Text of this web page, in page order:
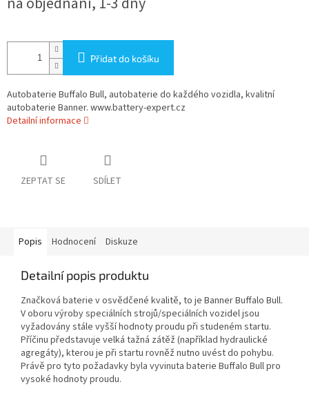
cena:
Přidat do košíku
Autobaterie Buffalo Bull, autobaterie do každého vozidla, kvalitní
autobaterie Banner. www.battery-expert.cz
Detailní informace
ZEPTAT SE SDÍLET
Popis Hodnocení Diskuze
Detailní popis produktu
Značková baterie v osvědčené kvalitě, to je Banner Buffalo Bull.
V oboru výroby speciálních strojů/speciálních vozidel jsou
vyžadovány stále vyšší hodnoty proudu při studeném startu.
Příčinu představuje velká tažná zátěž (například hydraulické
agregáty), kterou je při startu rovněž nutno uvést do pohybu.
Právě pro tyto požadavky byla vyvinuta baterie Buffalo Bull pro
vysoké hodnoty proudu.